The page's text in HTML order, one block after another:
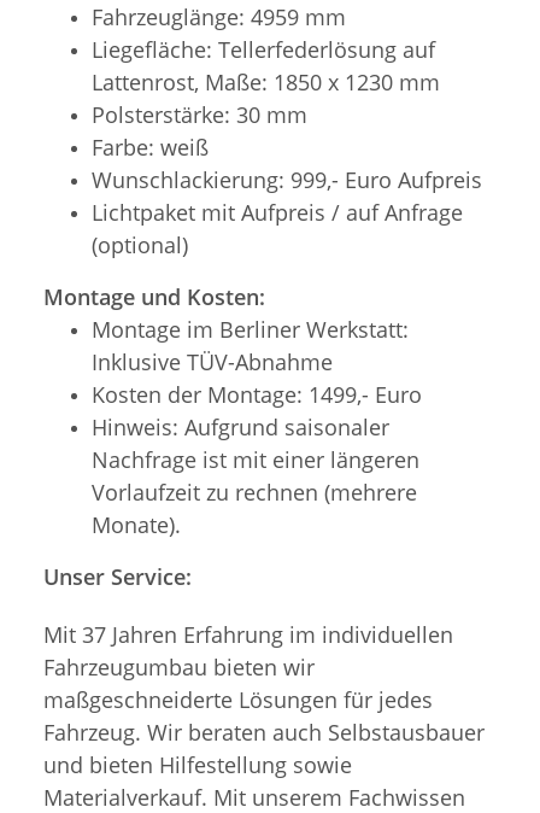
Fahrzeuglänge: 4959 mm
Liegefläche: Tellerfederlösung auf
Lattenrost, Maße: 1850 x 1230 mm
Polsterstärke: 30 mm
Farbe: weiß
Wunschlackierung: 999,- Euro Aufpreis
Lichtpaket mit Aufpreis / auf Anfrage
(optional)
Montage und Kosten:
Montage im Berliner Werkstatt:
Inklusive TÜV-Abnahme
Kosten der Montage: 1499,- Euro
Hinweis: Aufgrund saisonaler
Nachfrage ist mit einer längeren
Vorlaufzeit zu rechnen (mehrere
Monate).
Unser Service:
Mit 37 Jahren Erfahrung im individuellen
Fahrzeugumbau bieten wir
maßgeschneiderte Lösungen für jedes
Fahrzeug. Wir beraten auch Selbstausbauer
und bieten Hilfestellung sowie
Materialverkauf. Mit unserem Fachwissen